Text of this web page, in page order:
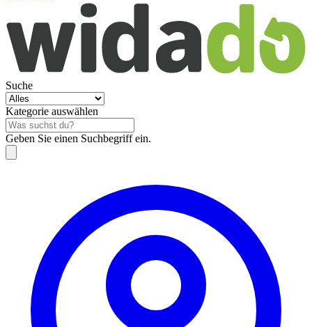
Suche
Kategorie auswählen
Geben Sie einen Suchbegriff ein.